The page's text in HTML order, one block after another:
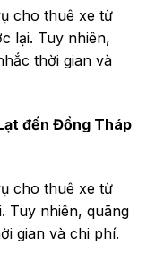
cho thuê xe từ
lại. Tuy nhiên,
thời gian và
đến Đồng Tháp
cho thuê xe từ
Tuy nhiên, quãng
gian và chi phí.